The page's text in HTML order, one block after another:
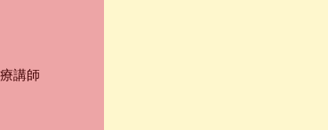
講師